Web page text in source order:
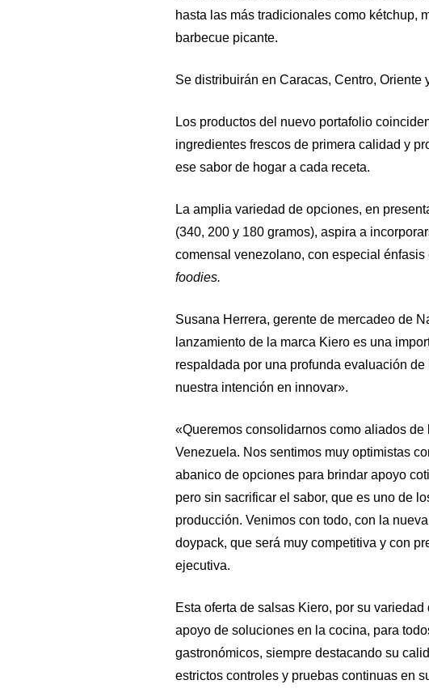
hasta las más tradicionales como kétchup,
barbecue picante.
Se distribuirán en Caracas, Centro, Oriente
Los productos del nuevo portafolio
ingredientes frescos de primera calidad y
ese sabor de hogar a cada receta.
La amplia variedad de opciones, en
(340, 200 y 180 gramos), aspira a
comensal venezolano, con especial
foodies.
Susana Herrera, gerente de mercadeo de
lanzamiento de la marca Kiero es una
respaldada por una profunda evaluación
nuestra intención en innovar».
«Queremos consolidarnos como aliados de
Venezuela. Nos sentimos muy optimistas
abanico de opciones para brindar apoyo
pero sin sacrificar el sabor, que es uno de
producción. Venimos con todo, con la
doypack, que será muy competitiva y con
ejecutiva.
Esta oferta de salsas Kiero, por su
apoyo de soluciones en la cocina, para
gastronómicos, siempre destacando su
estrictos controles y pruebas continuas en